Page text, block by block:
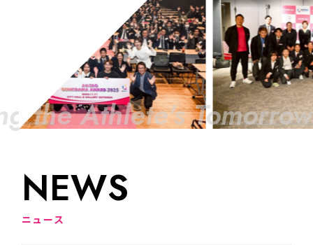
the Athlete's Tomorrow
NEWS
ニ ュ ー ス